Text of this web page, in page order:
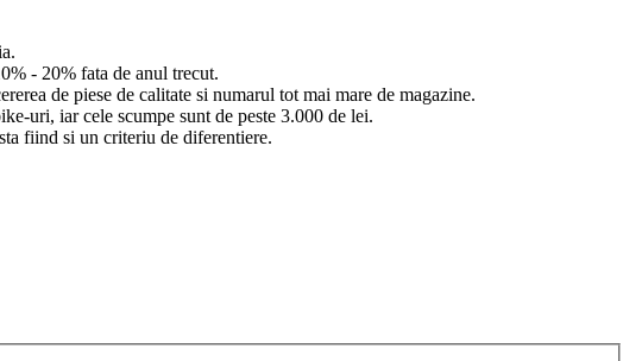
- 20% fata de anul trecut.
de piese de calitate si numarul tot mai mare de magazine.
uri, iar cele scumpe sunt de peste 3.000 de lei.
fiind si un criteriu de diferentiere.